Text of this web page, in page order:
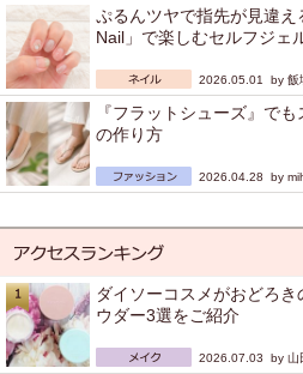
ぷるんツヤで指先が見違
Nail」で楽しむセルフジェ
2026.05.01 by 飯
『フラットシューズ』で
の作り方
2026.04.28 by
ダイソーコスメがおどろ
ウダー3選をご紹介
2026.07.03 by 山